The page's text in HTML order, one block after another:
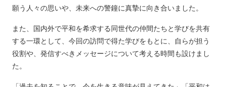
願う人々の思いや、未来への警鐘に真摯に向き合いました。
また、国内外で平和を希求する同世代の仲間たちと学びを共有
する一環として、今回の訪問で得た学びをもとに、自らが担う
役割や、発信すべきメッセージについて考える時間も設けまし
た。